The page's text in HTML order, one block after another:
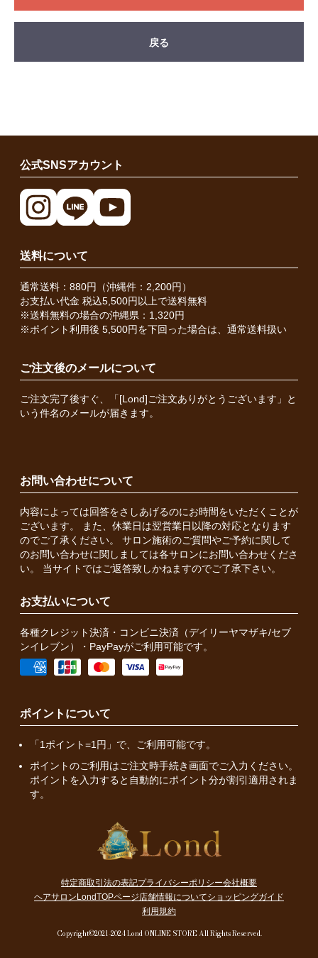
戻る
公式SNSアカウント
送料について
通常送料：880円（沖縄件：2,200円）
お支払い代金 税込5,500円以上で送料無料
※送料無料の場合の沖縄県：1,320円
※ポイント利用後 5,500円を下回った場合は、通常送料扱い
ご注文後のメールについて
ご注文完了後すぐ、「[Lond]ご注文ありがとうございます」と
いう件名のメールが届きます。
お問い合わせについて
内容によっては回答をさしあげるのにお時間をいただくことが
ございます。 また、休業日は翌営業日以降の対応となります
のでご了承ください。 サロン施術のご質問やご予約に関して
のお問い合わせに関しましては各サロンにお問い合わせくださ
い。 当サイトではご返答致しかねますのでご了承下さい。
お支払いについて
各種クレジット決済・コンビニ決済（デイリーヤマザキ/セブ
ンイレブン）・PayPayがご利用可能です。
ポイントについて
「1ポイント=1円」で、ご利用可能です。
ポイントのご利用はご注文時手続き画面でご入力ください。
ポイントを入力すると自動的にポイント分が割引適用されま
す。
特定商取引法の表記プライバシーポリシー会社概要
ヘアサロンLondTOPページ店舗情報についてショッピングガイド
利用規約
Copyright©2021-2024 Lond ONLINE STORE All Rights Reserved.